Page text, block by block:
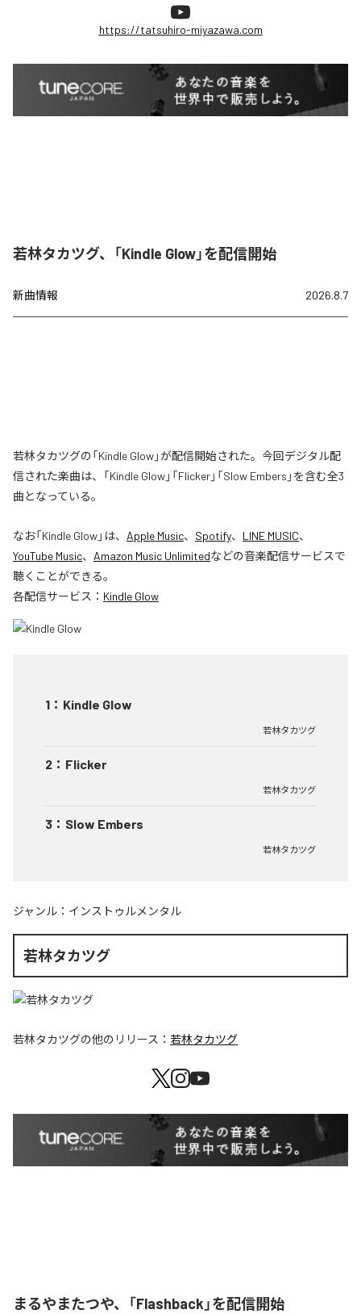
https://tatsuhiro-miyazawa.com
若林タカツグ、「Kindle Glow」を配信開始
新曲情報 2026.8.7
若林タカツグの「Kindle Glow」が配信開始された。今回デジタル配
信された楽曲は、「Kindle Glow」「Flicker」「Slow Embers」を含む全3
曲となっている。
なお「Kindle Glow」は、 Apple Music、 Spotify、 LINE MUSIC、
YouTube Music、 Amazon Music Unlimitedなどの音楽配信サービスで
聴くことができる。
各配信サービス： Kindle Glow
1 ： Kindle Glow
若林タカツグ
2 ： Flicker
若林タカツグ
3 ： Slow Embers
若林タカツグ
ジャンル： インストゥルメンタル
若林タカツグ
若林タカツグの他のリリース： 若林タカツグ
まるやまたつや、「Flashback」を配信開始